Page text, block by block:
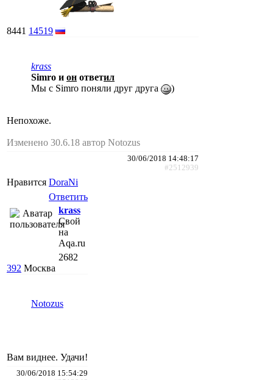
8441 14519
krass
Simro и он ответил
Мы с Simro поняли друг друга
)
Непохоже.
Изменено 30.6.18 автор Notozus
30/06/2018 14:48:17
#2512939
Нравится DoraNi
Ответить
krass
Свой
на
Aqa.ru
2682
392 Москва
Notozus
Вам виднее. Удачи!
30/06/2018 15:54:29